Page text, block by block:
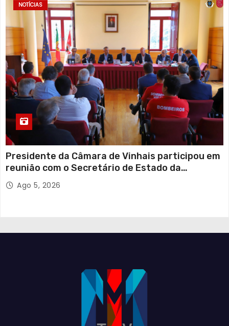
NOTÍCIAS
Presidente da Câmara de Vinhais participou em
reunião com o Secretário de Estado da
Proteção Civil
Ago 5, 2026